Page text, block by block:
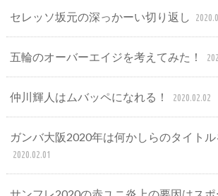
セレッソ坂元の深っかーい切り返し
五輪のオーバーエイジを考えてみた！
仲川輝人はムバッペになれる！ 2020.02.02
ガンバ大阪2020年は何かしらのタイトル
2020.02.01